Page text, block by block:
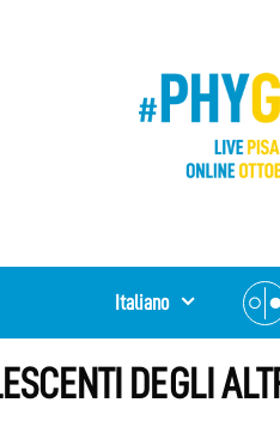
Italiano
DEGLI